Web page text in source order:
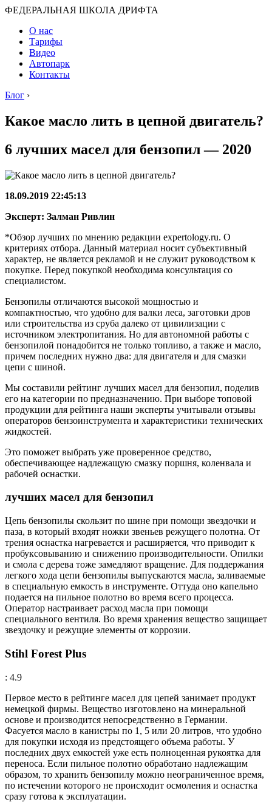
ФЕДЕРАЛЬНАЯ ШКОЛА ДРИФТА
О нас
Тарифы
Видео
Автопарк
Контакты
Блог ›
Какое масло лить в цепной двигатель?
6 лучших масел для бензопил — 2020
18.09.2019 22:45:13
Эксперт: Залман Ривлин
*Обзор лучших по мнению редакции expertology.ru. О
критериях отбора. Данный материал носит субъективный
характер, не является рекламой и не служит руководством к
покупке. Перед покупкой необходима консультация со
специалистом.
Бензопилы отличаются высокой мощностью и
компактностью, что удобно для валки леса, заготовки дров
или строительства из сруба далеко от цивилизации с
источником электропитания. Но для автономной работы с
бензопилой понадобится не только топливо, а также и масло,
причем последних нужно два: для двигателя и для смазки
цепи с шиной.
Мы составили рейтинг лучших масел для бензопил, поделив
его на категории по предназначению. При выборе топовой
продукции для рейтинга наши эксперты учитывали отзывы
операторов бензоинструмента и характеристики технических
жидкостей.
Это поможет выбрать уже проверенное средство,
обеспечивающее надлежащую смазку поршня, коленвала и
рабочей оснастки.
лучших масел для бензопил
Цепь бензопилы скользит по шине при помощи звездочки и
паза, в который входят ножки звеньев режущего полотна. От
трения оснастка нагревается и расширяется, что приводит к
пробуксовыванию и снижению производительности. Опилки
и смола с дерева тоже замедляют вращение. Для поддержания
легкого хода цепи бензопилы выпускаются масла, заливаемые
в специальную емкость в инструменте. Оттуда оно капельно
подается на пильное полотно во время всего процесса.
Оператор настраивает расход масла при помощи
специального вентиля. Во время хранения вещество защищает
звездочку и режущие элементы от коррозии.
Stihl Forest Plus
: 4.9
Первое место в рейтинге масел для цепей занимает продукт
немецкой фирмы. Вещество изготовлено на минеральной
основе и производится непосредственно в Германии.
Фасуется масло в канистры по 1, 5 или 20 литров, что удобно
для покупки исходя из предстоящего объема работы. У
последних двух емкостей уже есть полноценная рукоятка для
переноса. Если пильное полотно обработано надлежащим
образом, то хранить бензопилу можно неограниченное время,
по истечении которого не происходит осмоления и оснастка
сразу готова к эксплуатации.